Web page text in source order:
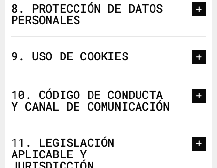
8. PROTECCIÓN DE DATOS
PERSONALES
9. USO DE COOKIES
10. CÓDIGO DE CONDUCTA
Y CANAL DE COMUNICACIÓN
11. LEGISLACIÓN
APLICABLE Y